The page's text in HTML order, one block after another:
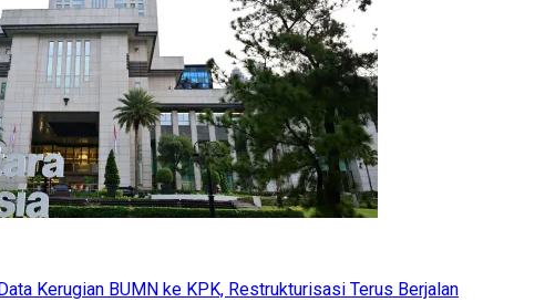
Kerugian BUMN ke KPK, Restrukturisasi Terus Berjalan